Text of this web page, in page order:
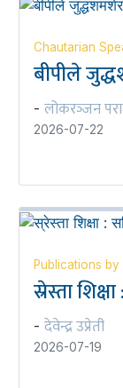
Chautarian
बीपीले
- लोकरञ्‍जन
2026-07-22
Publications
स्रेस्ता
- देवेन्द्र उप्रेती
2026-07-19